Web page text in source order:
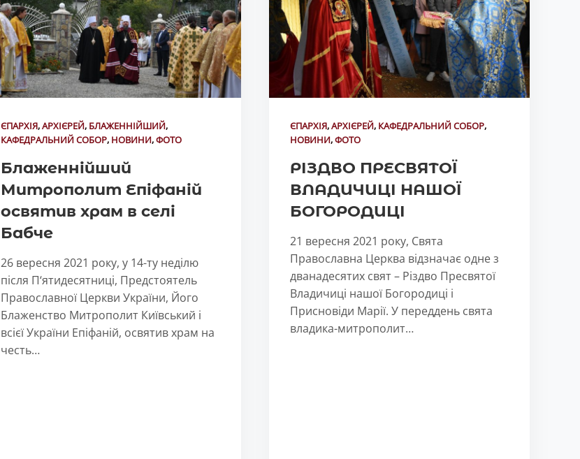
ЄПАРХІЯ,АРХІЄРЕЙ, БЛАЖЕННІЙШИЙ,
КАФЕДРАЛЬНИЙ СОБОР, НОВИНИ,ФОТО
Блаженнійший
Митрополит Епіфаній
освятив храм в селі
Бабче
26 вересня 2021 року, у 14-ту неділю
після П‘ятидесятниці, Предстоятель
Православної Церкви України, Його
Блаженство Митрополит Київський і
всієї України Епіфаній, освятив храм на
честь…
ЄПАРХІЯ,АРХІЄРЕЙ, КАФЕДРАЛЬНИЙ СОБОР,
НОВИНИ,ФОТО
РІЗДВО ПРЕСВЯТОЇ
ВЛАДИЧИЦІ НАШОЇ
БОГОРОДИЦІ
21 вересня 2021 року, Свята
Православна Церква відзначає одне з
дванадесятих свят – Різдво Пресвятої
Владичиці нашої Богородиці і
Присновіди Марії. У переддень свята
владика-митрополит…